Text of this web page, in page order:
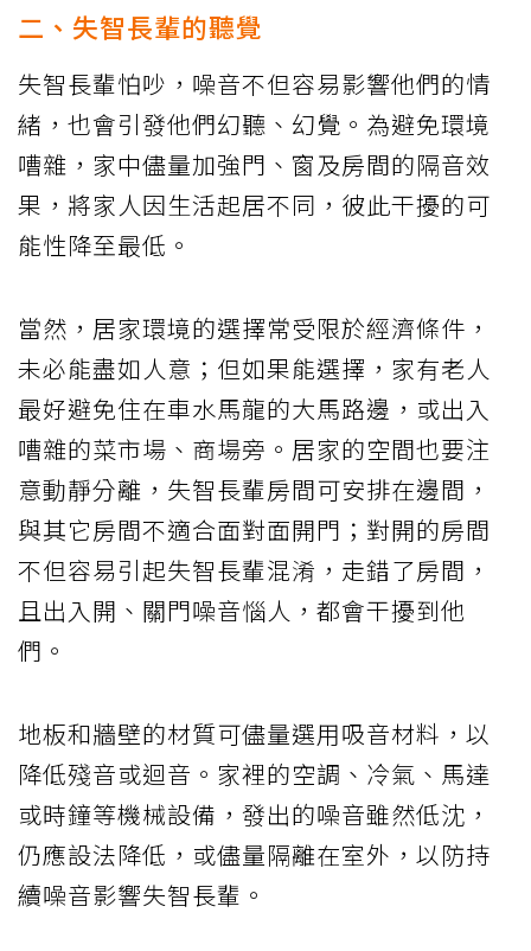
二、失智長輩的聽覺
失智長輩怕吵，噪音不但容易影響他們的情
緒，也會引發他們幻聽、幻覺。為避免環境
嘈雜，家中儘量加強門、窗及房間的隔音效
果，將家人因生活起居不同，彼此干擾的可
能性降至最低。
當然，居家環境的選擇常受限於經濟條件，
未必能盡如人意；但如果能選擇，家有老人
最好避免住在車水馬龍的大馬路邊，或出入
嘈雜的菜市場、商場旁。居家的空間也要注
意動靜分離，失智長輩房間可安排在邊間，
與其它房間不適合面對面開門；對開的房間
不但容易引起失智長輩混淆，走錯了房間，
且出入開、關門噪音惱人，都會干擾到他
們。
地板和牆壁的材質可儘量選用吸音材料，以
降低殘音或迴音。家裡的空調、冷氣、馬達
或時鐘等機械設備，發出的噪音雖然低沈，
仍應設法降低，或儘量隔離在室外，以防持
續噪音影響失智長輩。